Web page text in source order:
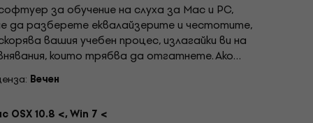
за обучение на слуха за Mac и PC,
да разберете еквалайзерите и честотите,
вашия учебен процес, излагайки ви на
които трябва да отгатнете. Ако
„колко грешно“ и ще ви позволи да чуете
Вечен
OSX 10.8 <, Win 7 <